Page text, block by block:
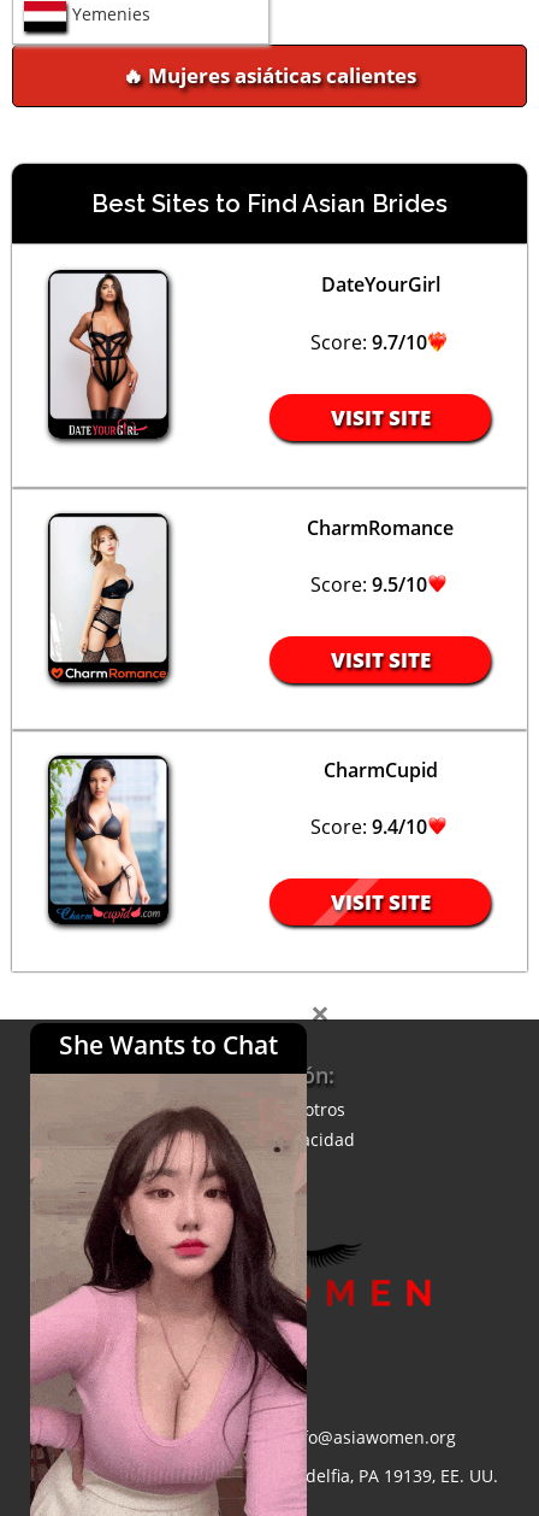
Yemenies
🔥 Mujeres asiáticas calientes
Best Sites to Find Asian Brides
DateYourGirl
Score: 9.7/10
VISIT SITE
CharmRomance
Score: 9.5/10
VISIT SITE
CharmCupid
Score: 9.4/10
VISIT SITE
Información:
Acerca de nosotros
Política de privacidad
Correo electrónico: info@asiawomen.org
Dirección: 4548 Market St, Filadelfia, PA 19139, EE. UU.
She Wants to Chat
×